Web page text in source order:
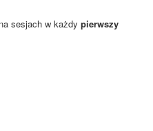
sesjach w każdy pierwszy